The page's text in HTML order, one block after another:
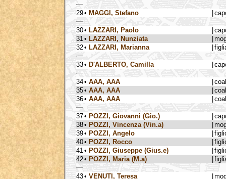
29• MAGGI, Stefano
30• LAZZARI, Paolo
31 • LAZZARI, Nunziata
32• LAZZARI, Marianna
33• D'ALBERTO, Camilla
34• AAA, AAA
35• AAA, AAA
36• AAA, AAA
37• POZZI, Giovanni (Gio.)
38• POZZI, Vincenza (Vin.a)
39• POZZI, Angelo
40• POZZI, Rocco
41 • POZZI, Giuseppe (Gius.e)
42• POZZI, Maria (M.a)
43• VENUTI, Teresa